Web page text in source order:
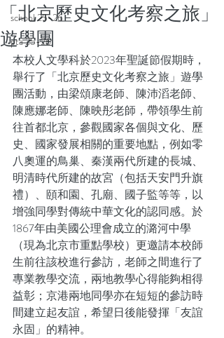
school 25-26
pta 25-26
「北京歷史文化考察之旅」
遊學團
本校人文學科於2023年聖誕節假期時，
舉行了「北京歷史文化考察之旅」遊學
團活動，由梁頌康老師、陳沛滔老師、
陳應娜老師、陳映彤老師，帶領學生前
往首都北京，參觀國家各個與文化、歷
史、國家發展相關的重要地點，例如零
八奧運的鳥巢、秦漢兩代所建的長城、
明清時代所建的故宮（包括天安門升旗
禮）、頤和園、孔廟、國子監等等，以
增強同學對傳統中華文化的認同感。於
1867年由美國公理會成立的潞河中學
（現為北京市重點學校）更邀請本校師
生前往該校進行參訪，老師之間進行了
專業教學交流，兩地教學心得能夠相得
益彰；京港兩地同學亦在短短的參訪時
間建立起友誼，希望日後能發揮「友誼
永固」的精神。